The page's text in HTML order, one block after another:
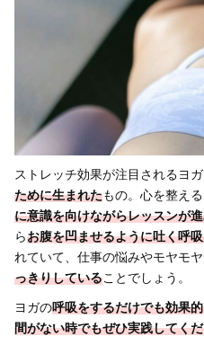
ストレッチ効果が注目されるヨガ
ために生まれたもの。心を整え
に意識を向けながらレッスンが
らお腹を凹ませるように吐く呼
れていて、仕事の悩みやモヤモヤ
っきりしていることでしょう。
ヨガの呼吸をするだけでも効果的
間がない時でもぜひ実践してく